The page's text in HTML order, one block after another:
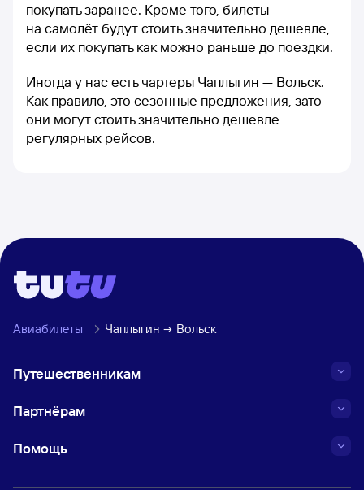
покупать заранее. Кроме того, билеты
на самолёт будут стоить значительно дешевле,
если их покупать как можно раньше до поездки.
Иногда у нас есть чартеры Чаплыгин — Вольск.
Как правило, это сезонные предложения, зато
они могут стоить значительно дешевле
регулярных рейсов.
Авиабилеты Чаплыгин Вольск
Путешественникам
Партнёрам
Помощь